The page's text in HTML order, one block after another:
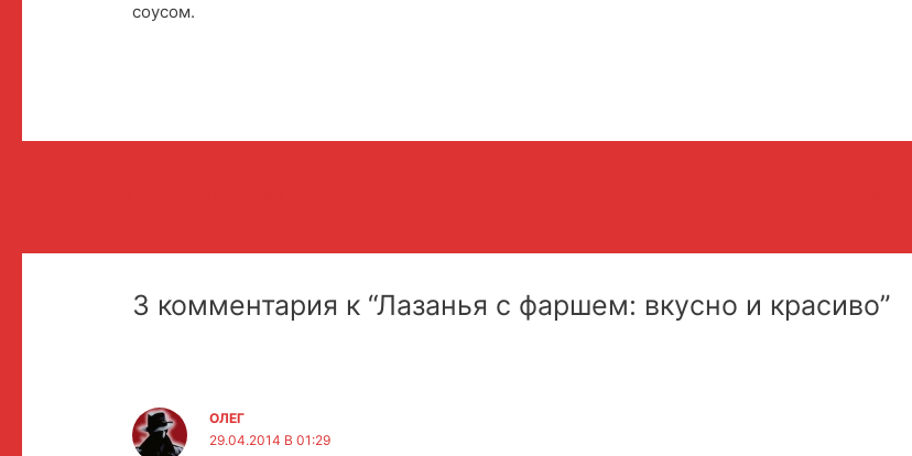
соусом.
3 комментария к “Лазанья с фаршем: вкусно и красиво”
ОЛЕГ
29.04.2014 В 01:29